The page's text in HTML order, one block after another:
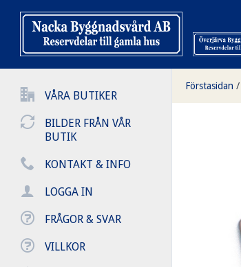
VÅRA BUTIKER
BILDER FRÅN VÅR
BUTIK
KONTAKT & INFO
LOGGA IN
FRÅGOR & SVAR
VILLKOR
Förstasidan /